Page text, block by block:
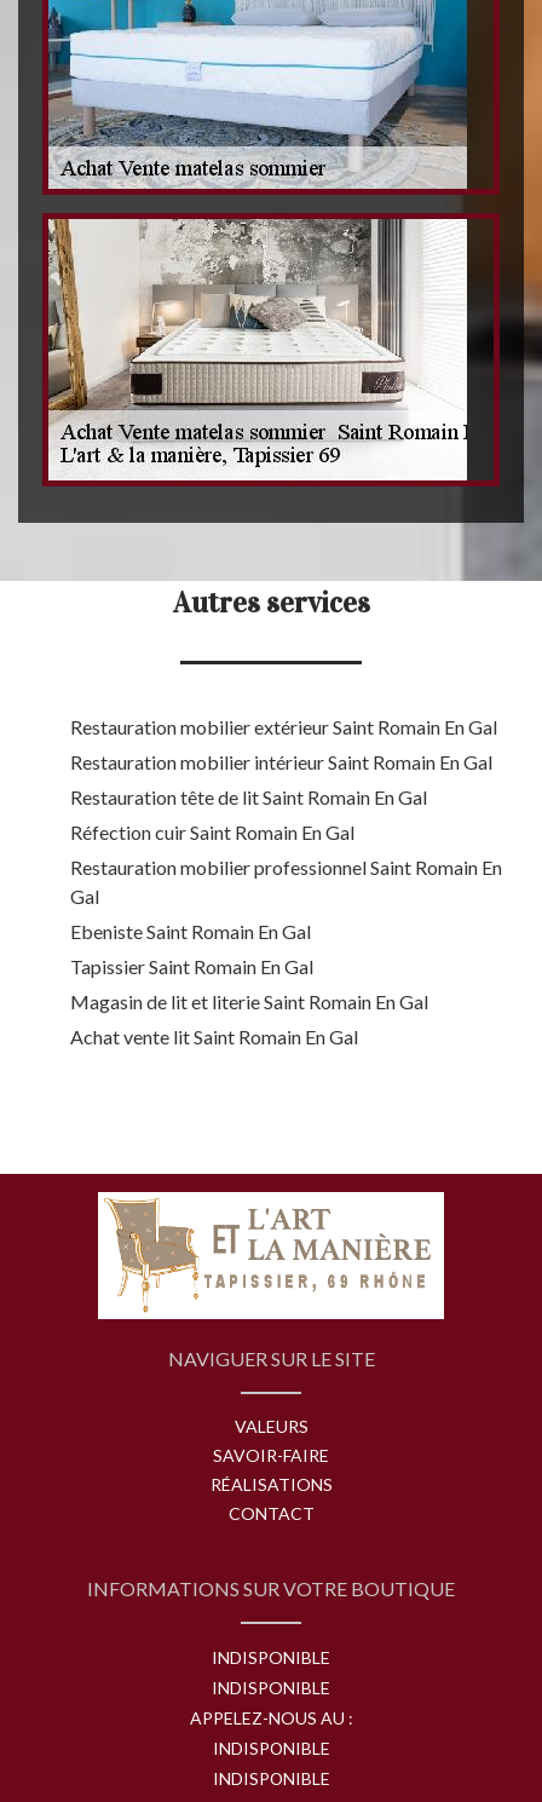
Autres services
Restauration mobilier extérieur Saint Romain En Gal
Restauration mobilier intérieur Saint Romain En Gal
Restauration tête de lit Saint Romain En Gal
Réfection cuir Saint Romain En Gal
Restauration mobilier professionnel Saint Romain En
Gal
Ebeniste Saint Romain En Gal
Tapissier Saint Romain En Gal
Magasin de lit et literie Saint Romain En Gal
Achat vente lit Saint Romain En Gal
NAVIGUER SUR LE SITE
VALEURS
SAVOIR-FAIRE
RÉALISATIONS
CONTACT
INFORMATIONS SUR VOTRE BOUTIQUE
INDISPONIBLE
INDISPONIBLE
APPELEZ-NOUS AU :
INDISPONIBLE
INDISPONIBLE